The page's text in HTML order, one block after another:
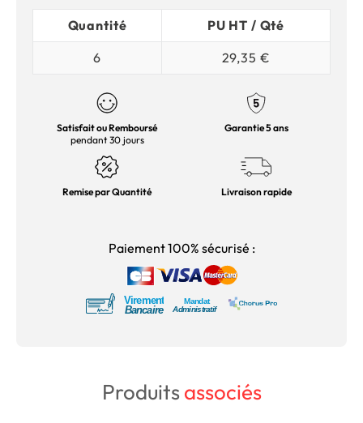
Quantité
PU HT / Qté
6
29,35 €
Satisfait ou Remboursé
pendant 30 jours
Garantie 5 ans
Remise par Quantité Livraison rapide
Paiement 100% sécurisé :
Produitsassociés